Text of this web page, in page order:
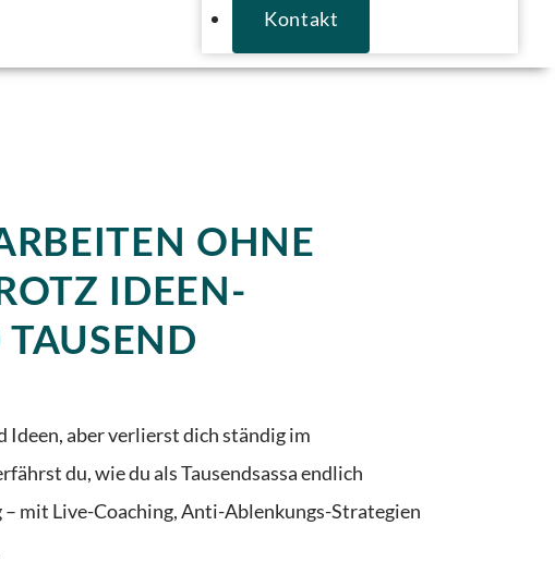
Kontakt
OHNE
IDEEN-
aber verlierst dich ständig im
du, wie du als Tausendsassa endlich
mit Live-Coaching, Anti-Ablenkungs-Strategien